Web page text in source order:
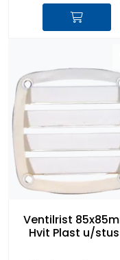
Ventilrist
Hvit Plast u/